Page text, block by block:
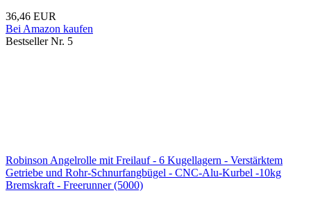
36,46 EUR
Bei Amazon kaufen
Bestseller Nr. 5
Robinson Angelrolle mit Freilauf - 6 Kugellagern - Verstärktem
Getriebe und Rohr-Schnurfangbügel - CNC-Alu-Kurbel -10kg
Bremskraft - Freerunner (5000)